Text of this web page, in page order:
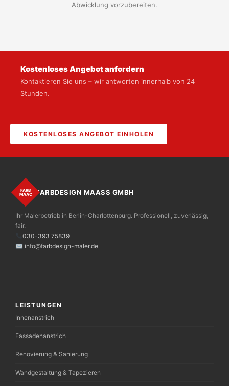
Abwicklung vorzubereiten.
Kostenloses Angebot anfordern
Kontaktieren Sie uns – wir antworten innerhalb von 24
Stunden.
KOSTENLOSES ANGEBOT EINHOLEN
FARB
MAAС
FARBDESIGN MAASS GMBH
Ihr Malerbetrieb in Berlin-Charlottenburg. Professionell, zuverlässig,
fair.
030-393 75839
✉ info@farbdesign-maler.de
LEISTUNGEN
Innenanstrich
Fassadenanstrich
Renovierung & Sanierung
Wandgestaltung & Tapezieren